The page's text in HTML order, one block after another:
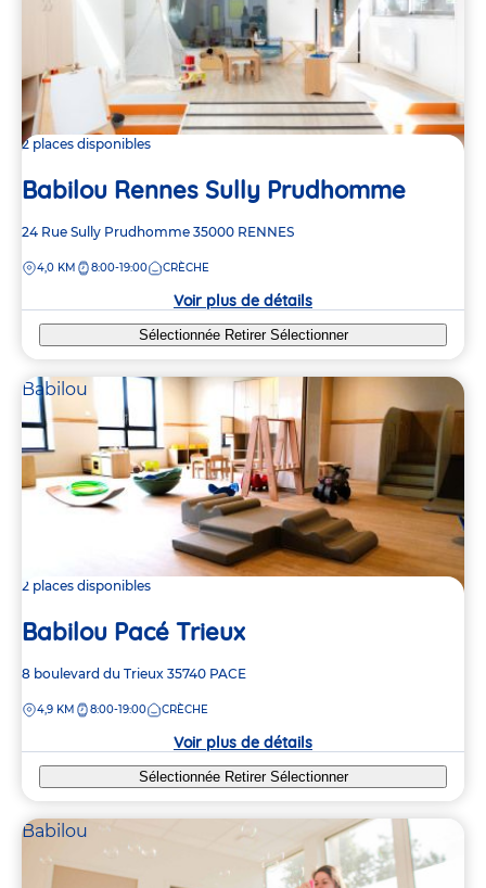
2 places disponibles
Babilou Rennes Sully Prudhomme
Adresse
la
24 Rue Sully Prudhomme 35000 RENNES
DISTANCE
4,0 KM 8:00-19:00 CRÈCHE
Voir plus de détails
Sélectionnée Retirer Sélectionner
Babilou
2 places disponibles
Babilou Pacé Trieux
Adresse
la
8 boulevard du Trieux 35740 PACE
DISTANCE
4,9 KM 8:00-19:00 CRÈCHE
Voir plus de détails
Sélectionnée Retirer Sélectionner
Babilou